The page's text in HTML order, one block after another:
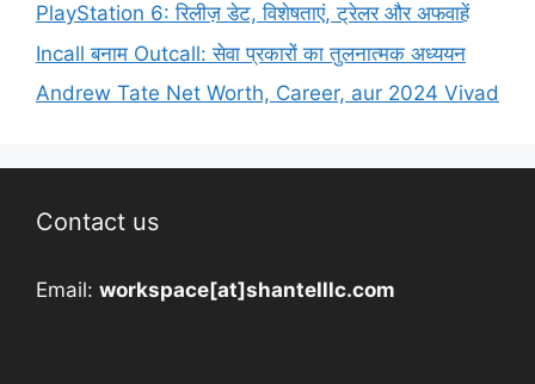
PlayStation 6: रिलीज़ डेट, विशेषताएं, ट्रेलर और अफवाहें
Incall बनाम Outcall: सेवा प्रकारों का तुलनात्मक अध्ययन
Andrew Tate Net Worth, Career, aur 2024 Vivad
Contact us
Email: workspace[at]shantelllc.com